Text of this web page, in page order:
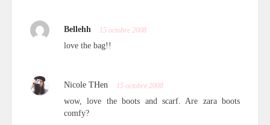
Bellehh 15 octobre 2008
love the bag!!
Nicole THen 15 octobre 2008
wow, love the boots and scarf. Are zara boots
comfy?